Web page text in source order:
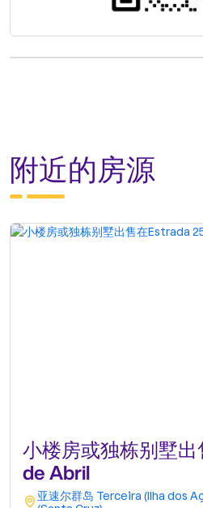
附近的房源
小楼房或独栋别墅
de Abril
亚速尔群岛 Terceira (Ilha dos